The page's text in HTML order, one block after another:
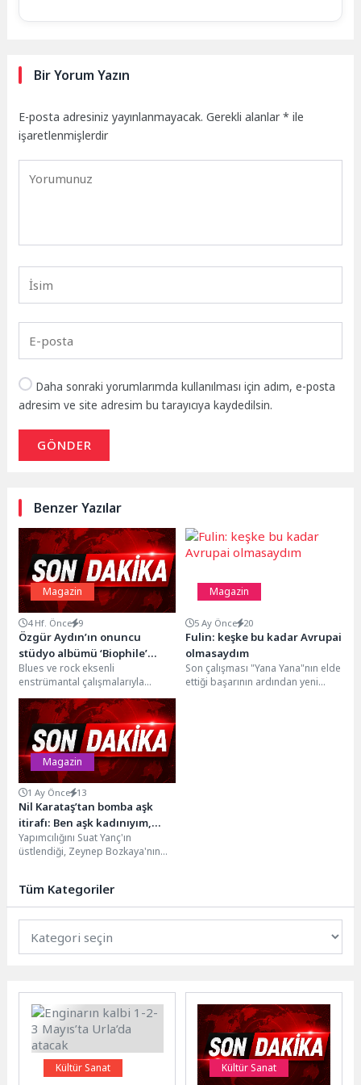
Bir Yorum Yazın
E-posta adresiniz yayınlanmayacak. Gerekli alanlar* ile
işaretlenmişlerdir
Daha sonraki yorumlarımda kullanılması için adım, e-posta
adresim ve site adresim bu tarayıcıya kaydedilsin.
GÖNDER
Benzer Yazılar
Magazin
4 Hf. Önce 9
Özgür Aydın’ın onuncu
stüdyo albümü ‘Biophile’
yayınlandı
Blues ve rock eksenli
enstrümantal çalışmalarıyla
üretimini sürdüren Özgür Aydın,
onuncu stüdyo albümü “Biophile”ı
On...
Magazin
5 Ay Önce 20
Fulin: keşke bu kadar Avrupai
olmasaydım
Son çalışması "Yana Yana"nın elde
ettiği başarının ardından yeni
Magazin
1 Ay Önce 13
Nil Karataş’tan bomba aşk
itirafı: Ben aşk kadınıyım,
ünlü bir sevgili istiyorum
Yapımcılığını Suat Yanç'ın
üstlendiği, Zeynep Bozkaya'nın
bu...
Tüm Kategoriler
Kültür Sanat Kültür Sanat